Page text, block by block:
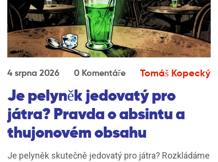
4 srpna 2026 0 Komentáře Tomáš Kopecký
Je pelyněk jedovatý pro
játra? Pravda o absintu a
thujonovém obsahu
Je pelyněk skutečně jedovatý pro játra? Rozkládáme